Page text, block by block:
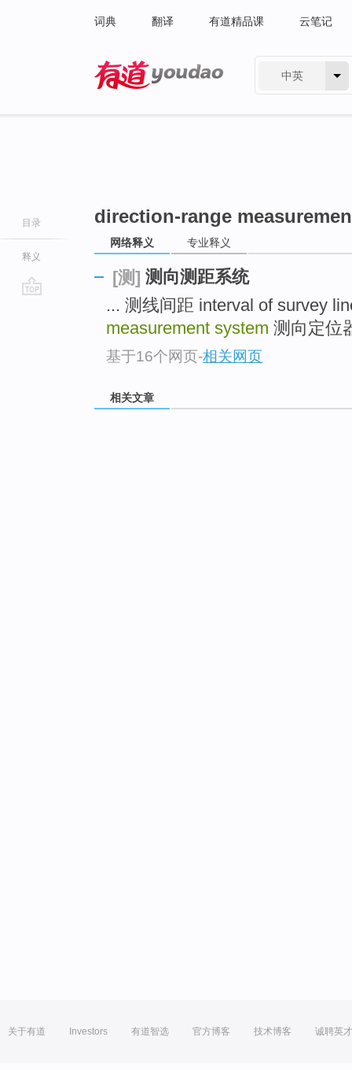
词典 翻译 有道精品课 云笔记
中英
目录
释义
direction-range
网络释义 专业释义
[测] 测向测距系统
... 测线间距 interval of survey
measurement system 测向定位
基于16个网页-相关网页
相关文章
关于有道 Investors 有道智选 官方博客 技术博客 诚聘英才